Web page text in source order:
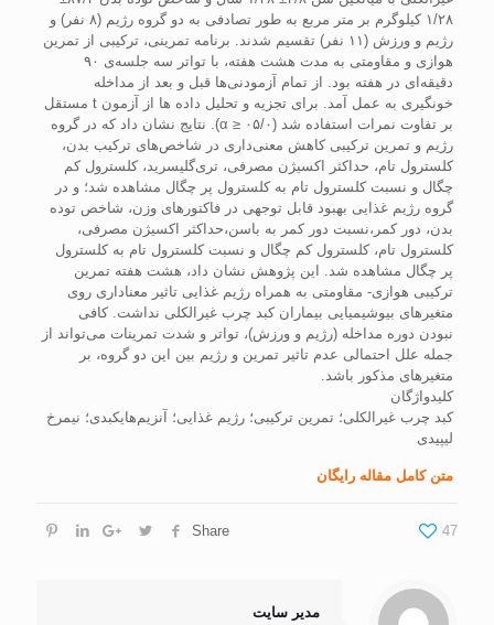
۱/۲۸ کیلوگرم بر متر مربع به طور تصادفی به دو گروه رژیم (۸ نفر) و
رژیم و ورزش (۱۱ نفر) تقسیم شدند. برنامه تمرینی، ترکیبی از تمرین
هوازی و مقاومتی به مدت هشت هفته، با تواتر سه جلسه‌ی ۹۰
دقیقه‌ای در هفته بود. از تمام آزمودنی‌ها قبل و بعد از مداخله
خونگیری به عمل آمد. برای تجزیه و تحلیل داده ها از آزمون t مستقل
بر تفاوت نمرات استفاده شد (۰۵/۰ ≤ α). نتایج نشان داد که در گروه
رژیم و تمرین ترکیبی کاهش معنی‌داری در شاخص‌های ترکیب بدن،
کلسترول تام، حداکثر اکسیژن مصرفی، تری‌گلیسرید، کلسترول کم
چگال و نسبت کلسترول تام به کلسترول پر چگال مشاهده شد؛ و در
گروه رژیم غذایی بهبود قابل توجهی در فاکتور‌های وزن، شاخص توده
بدن، دور کمر،نسبت دور کمر به باسن،حداکثر اکسیژن مصرفی،
کلسترول تام، کلسترول کم چگال و نسبت کلسترول تام به کلسترول
پر چگال مشاهده شد. این پژوهش نشان داد، هشت هفته تمرین
ترکیبی هوازی- مقاومتی به همراه رژیم غذایی تاثیر معناداری روی
متغیر‌های بیوشیمیایی بیماران کبد چرب غیرالکلی نداشت. کافی
نبودن دوره مداخله (رژیم و ورزش)، تواتر و شدت تمرینات می‌تواند از
جمله علل احتمالی عدم تاثیر تمرین و رژیم بین این دو گروه، بر
متغیر‌های مذکور باشد.
کلیدواژگان
کبد چرب غیر‌الکلی؛ تمرین ترکیبی؛ رژیم غذایی؛ آنزیم‌هایکبدی؛ نیمرخ
لیپیدی
متن کامل مقاله رایگان
Share 47
مدیر سایت